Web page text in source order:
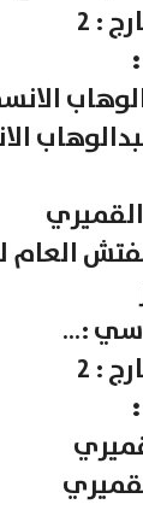
: 2
العام
:…
: 2